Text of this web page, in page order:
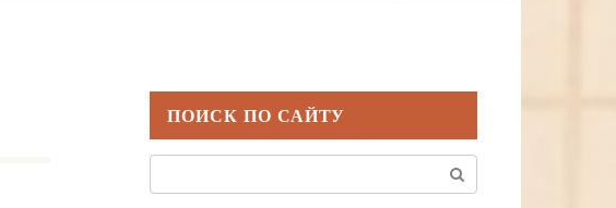
ПОИСК ПО САЙТУ